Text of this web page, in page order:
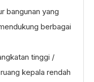
bangunan yang
berbagai
tinggi /
kepala rendah